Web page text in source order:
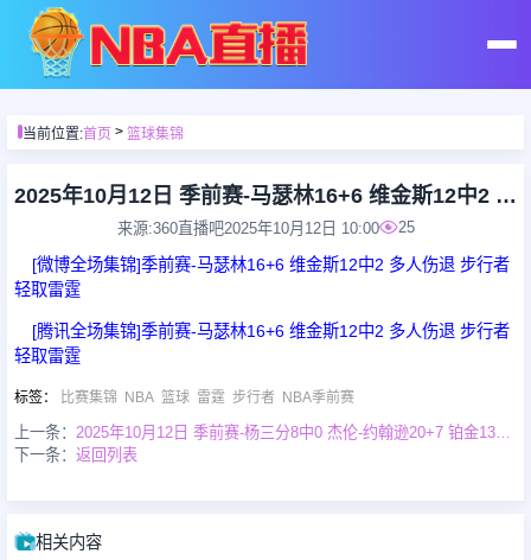
首页
足球直播
篮球直播
足球录像
篮球录像
足球集锦
篮球集锦
当前位置:首页> 篮球集锦
2025年10月12日 季前赛-马瑟林16+6 维金斯12中2 多人伤退 步行者轻取雷霆
来源:360直播吧2025年10月12日 10:00 25
[微博全场集锦]季前赛-马瑟林16+6 维金斯12中2 多人伤退 步行者
轻取雷霆
[腾讯全场集锦]季前赛-马瑟林16+6 维金斯12中2 多人伤退 步行者
轻取雷霆
标签： 比赛集锦 NBA 篮球 雷霆 步行者 NBA季前赛
上一条：
2025年10月12日 季前赛-杨三分8中0 杰伦-约翰逊20+7 铂金13+7 老鹰轻取灰熊
下一条： 返回列表
相关内容